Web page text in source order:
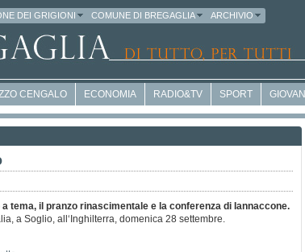
DEI GRIGIONI COMUNE DI BREGAGLIA ARCHIVIO
CENGALO ECONOMIA RADIO&TV SPORT GIOVANI
a tema, il pranzo rinascimentale e la conferenza di Iannaccone.
a Soglio, all‘Inghilterra, domenica 28 settembre.